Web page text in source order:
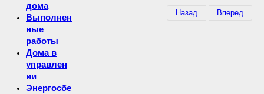
дома
Выполнен
ные
работы
Дома в
управлен
ии
Энергосбе
Назад Вперед